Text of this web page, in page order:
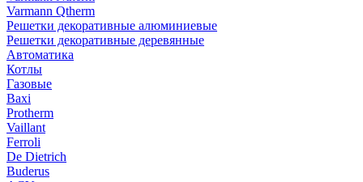
Varmann Qtherm
Решетки декоративные алюминиевые
Решетки декоративные деревянные
Автоматика
Котлы
Газовые
Baxi
Protherm
Vaillant
Ferroli
De Dietrich
Buderus